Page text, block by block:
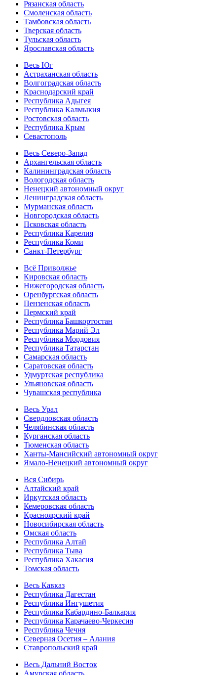
Рязанская область
Смоленская область
Тамбовская область
Тверская область
Тульская область
Ярославская область
Весь Юг
Астраханская область
Волгоградская область
Краснодарский край
Республика Адыгея
Республика Калмыкия
Ростовская область
Республика Крым
Севастополь
Весь Северо-Запад
Архангельская область
Калининградская область
Вологодская область
Ненецкий автономный округ
Ленинградская область
Мурманская область
Новгородская область
Псковская область
Республика Карелия
Республика Коми
Санкт-Петербург
Всё Приволжье
Кировская область
Нижегородская область
Оренбургская область
Пензенская область
Пермский край
Республика Башкортостан
Республика Марий Эл
Республика Мордовия
Республика Татарстан
Самарская область
Саратовская область
Удмуртская республика
Ульяновская область
Чувашская республика
Весь Урал
Свердловская область
Челябинская область
Курганская область
Тюменская область
Ханты-Мансийский автономный округ
Ямало-Ненецкий автономный округ
Вся Сибирь
Алтайский край
Иркутская область
Кемеровская область
Красноярский край
Новосибирская область
Омская область
Республика Алтай
Республика Тыва
Республика Хакасия
Томская область
Весь Кавказ
Республика Дагестан
Республика Ингушетия
Республика Кабардино-Балкария
Республика Карачаево-Черкесия
Республика Чечня
Северная Осетия – Алания
Ставропольский край
Весь Дальний Восток
Амурская область